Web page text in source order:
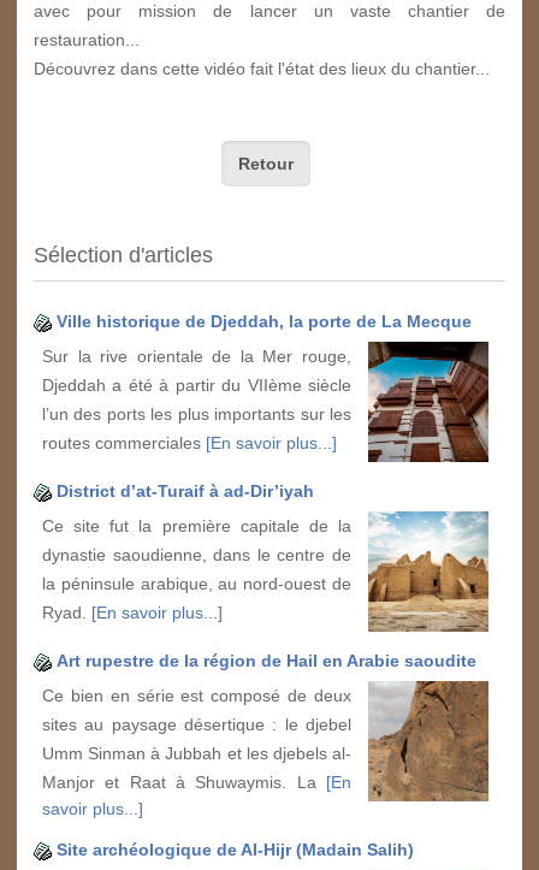
avec pour mission de lancer un vaste chantier de
restauration...
Découvrez dans cette vidéo fait l'état des lieux du chantier...
Retour
Sélection d'articles
Ville historique de Djeddah, la porte de La Mecque
Sur la rive orientale de la Mer rouge,
Djeddah a été à partir du VIIème siècle
l’un des ports les plus importants sur les
routes commerciales [En savoir plus...]
District d’at-Turaif à ad-Dir’iyah
Ce site fut la première capitale de la
dynastie saoudienne, dans le centre de
la péninsule arabique, au nord-ouest de
Ryad. [En savoir plus...]
Art rupestre de la région de Hail en Arabie saoudite
Ce bien en série est composé de deux
sites au paysage désertique : le djebel
Umm Sinman à Jubbah et les djebels al-
Manjor et Raat à Shuwaymis. La [En
savoir plus...]
Site archéologique de Al-Hijr (Madain Salih)